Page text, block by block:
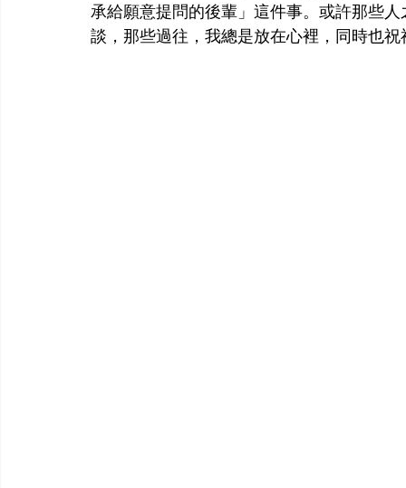
承給願意提問的後輩」這件事。或許那些
談，那些過往，我總是放在心裡，同時也